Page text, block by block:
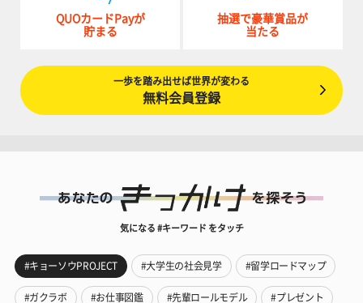
QUOカードPayが
貯まる
抽選で豪華賞品が
当たる
一歩を踏み出せば世界が変わる
無料会員登録
気になる #キーワード をタッチ
#キョーソウPROJECT #大学生の社会見学 #留学ロードマップ
#ガクラボ #お仕事図鑑 #先輩ロールモデル #プレゼント